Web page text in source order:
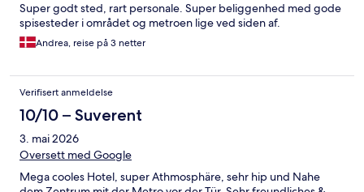
Super godt sted, rart personale. Super beliggenhed med gode
spisesteder i området og metroen lige ved siden af.
Andrea, reise på 3 netter
Verifisert anmeldelse
10/10 – Suverent
3. mai 2026
Oversett med Google
Mega cooles Hotel, super Athmosphäre, sehr hip und Nahe